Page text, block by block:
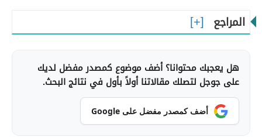
المراجع
هل يعجبك محتوانا؟ أضف موضوع كمصدر مفضل لديك
على جوجل لتصلك مقالاتنا أولاً بأول في نتائج البحث.
أضف كمصدر مفضل على Google